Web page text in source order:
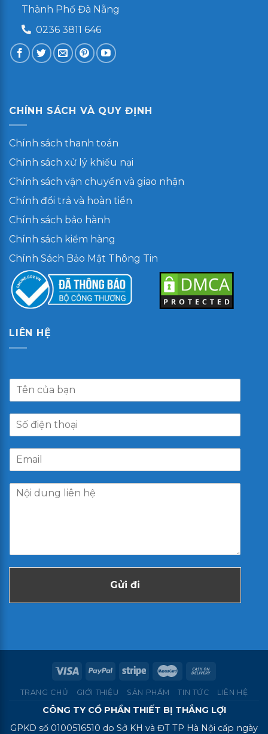
Thành Phố Đà Nẵng
0236 3811 646
CHÍNH SÁCH VÀ QUY ĐỊNH
Chính sách thanh toán
Chính sách xử lý khiếu nại
Chính sách vận chuyển và giao nhận
Chính đổi trả và hoàn tiền
Chính sách bảo hành
Chính sách kiểm hàng
Chính Sách Bảo Mật Thông Tin
LIÊN HỆ
Gửi đi
TRANG CHỦ GIỚI THIỆU SẢN PHẨM TIN TỨC LIÊN HỆ
CÔNG TY CỔ PHẦN THIẾT BỊ THẮNG LỢI
GPKD số 0100516510 do Sở KH và ĐT TP Hà Nội cấp ngày